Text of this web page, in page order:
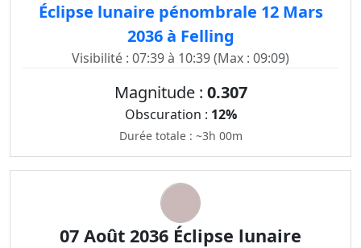
Éclipse lunaire pénombrale 12 Mars
2036 à Felling
Visibilité : 07:39 à 10:39 (Max : 09:09)
Magnitude : 0.307
Obscuration : 12%
Durée totale : ~3h 00m
07 Août 2036 Éclipse lunaire